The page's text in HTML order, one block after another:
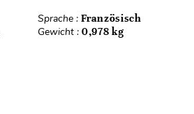
Sprache : Französisch
Gewicht : 0,978 kg